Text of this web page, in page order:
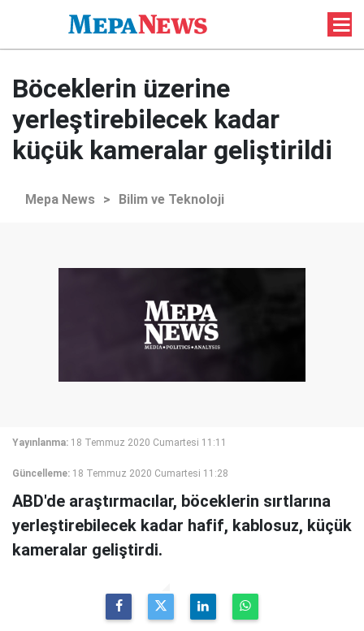
Böceklerin üzerine
yerleştirebilecek kadar
küçük kameralar geliştirildi
Mepa News > Bilim ve Teknoloji
Yayınlanma: 18 Temmuz 2020 Cumartesi 11:11
Güncelleme: 18 Temmuz 2020 Cumartesi 11:28
ABD'de araştırmacılar, böceklerin sırtlarına
yerleştirebilecek kadar hafif, kablosuz, küçük
kameralar geliştirdi.